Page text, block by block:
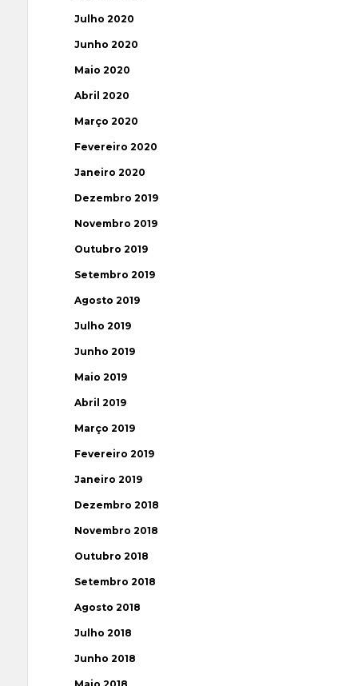
Julho 2020
Junho 2020
Maio 2020
Abril 2020
Março 2020
Fevereiro 2020
Janeiro 2020
Dezembro 2019
Novembro 2019
Outubro 2019
Setembro 2019
Agosto 2019
Julho 2019
Junho 2019
Maio 2019
Abril 2019
Março 2019
Fevereiro 2019
Janeiro 2019
Dezembro 2018
Novembro 2018
Outubro 2018
Setembro 2018
Agosto 2018
Julho 2018
Junho 2018